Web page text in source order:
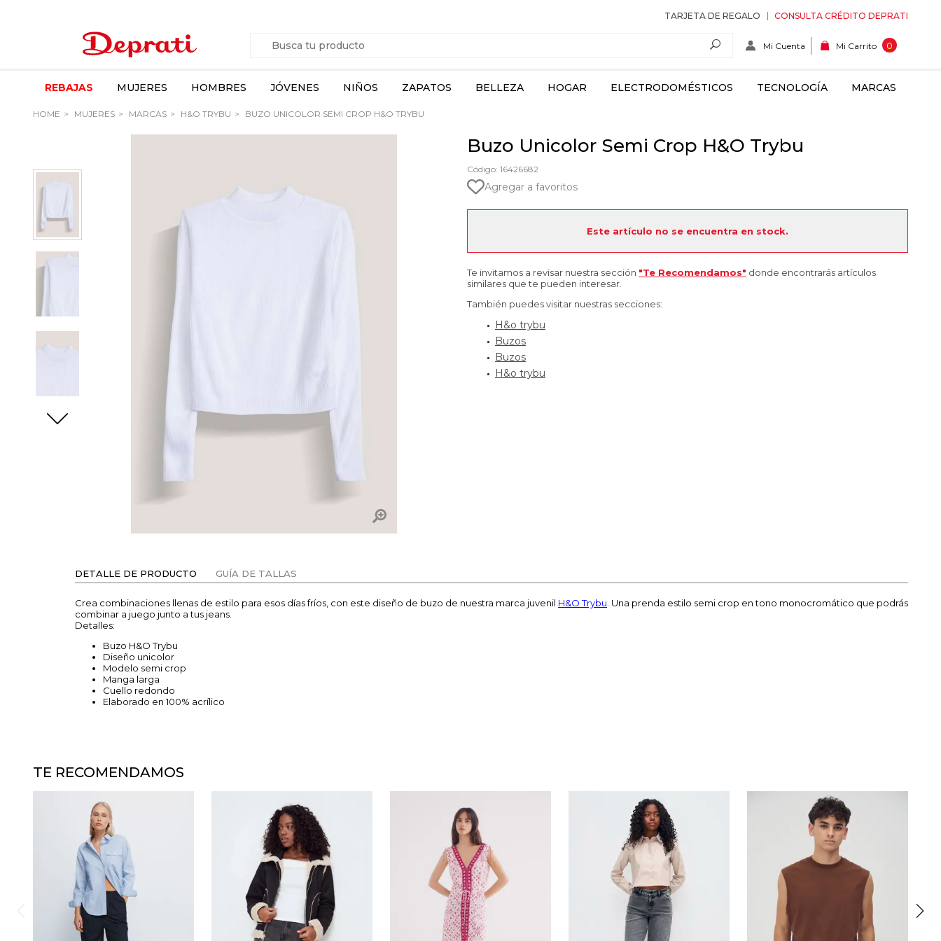
TARJETA DE REGALO CONSULTA CRÉDITO DEPRATI
Mi Cuenta Mi Carrito 0
REBAJAS MUJERES HOMBRES JÓVENES NIÑOS ZAPATOS BELLEZA HOGAR ELECTRODOMÉSTICOS TECNOLOGÍA MARCAS
HOME MUJERES MARCAS H&O TRYBU BUZO UNICOLOR SEMI CROP H&O TRYBU
Buzo Unicolor Semi Crop H&O Trybu
Código: 16426682
Agregar a favoritos
Este artículo no se encuentra en stock.
Te invitamos a revisar nuestra sección "Te Recomendamos" donde encontrarás artículos
similares que te pueden interesar.
También puedes visitar nuestras secciones:
H&o trybu
Buzos
Buzos
H&o trybu
DETALLE DE PRODUCTO GUÍA DE TALLAS
Crea combinaciones llenas de estilo para esos días fríos, con este diseño de buzo de nuestra marca juvenil H&O Trybu . Una prenda estilo semi crop en tono monocromático que podrás
combinar a juego junto a tus jeans.
Detalles:
Buzo H&O Trybu
Diseño unicolor
Modelo semi crop
Manga larga
Cuello redondo
Elaborado en 100% acrílico
TE RECOMENDAMOS